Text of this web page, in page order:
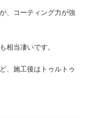
、コーティング力が強
相当凄いです。
、施工後はトゥルトゥ